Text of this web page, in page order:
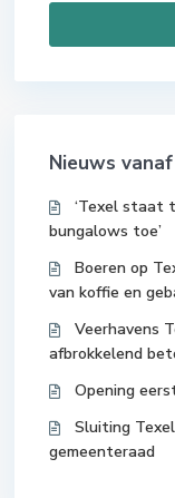
Nieuws
‘Texel staat
bungalows toe’
Boeren op
van koffie en
Veerhavens
afbrokkelend
Opening
Sluiting
gemeenteraad